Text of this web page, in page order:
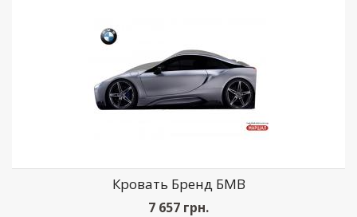
Кровать Бренд БМВ
7 657 грн.